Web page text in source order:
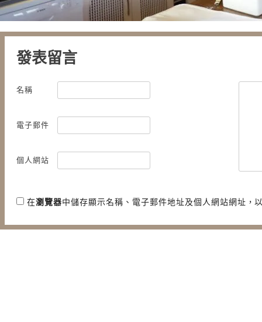
發表留言
名稱
電子郵件
個人網站
在瀏覽器中儲存顯示名稱、電子郵件地址及個人網站網址，